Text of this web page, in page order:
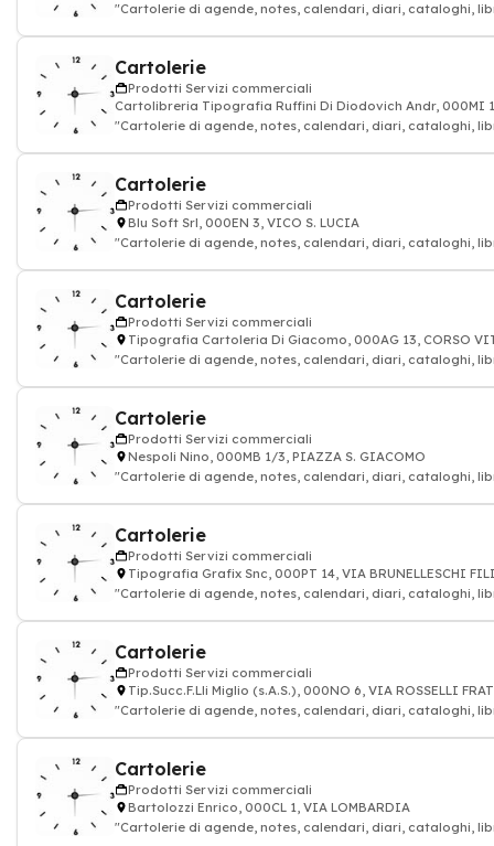
"Cartolerie di agende, notes, calendari, diari, cataloghi,
Cartolerie
Prodotti Servizi commerciali
Cartolibreria Tipografia Ruffini Di Diodovich Andr, 000MI 1,
"Cartolerie di agende, notes, calendari, diari, cataloghi,
Cartolerie
Prodotti Servizi commerciali
Blu Soft Srl, 000EN 3, VICO S. LUCIA
"Cartolerie di agende, notes, calendari, diari, cataloghi,
Cartolerie
Prodotti Servizi commerciali
Tipografia Cartoleria Di Giacomo, 000AG 13, CORSO
"Cartolerie di agende, notes, calendari, diari, cataloghi,
Cartolerie
Prodotti Servizi commerciali
Nespoli Nino, 000MB 1/3, PIAZZA S. GIACOMO
"Cartolerie di agende, notes, calendari, diari, cataloghi,
Cartolerie
Prodotti Servizi commerciali
Tipografia Grafix Snc, 000PT 14, VIA BRUNELLESCHI
"Cartolerie di agende, notes, calendari, diari, cataloghi,
Cartolerie
Prodotti Servizi commerciali
Tip.Succ.F.Lli Miglio (s.A.S.), 000NO 6, VIA ROSSELLI
"Cartolerie di agende, notes, calendari, diari, cataloghi,
Cartolerie
Prodotti Servizi commerciali
Bartolozzi Enrico, 000CL 1, VIA LOMBARDIA
"Cartolerie di agende, notes, calendari, diari, cataloghi,